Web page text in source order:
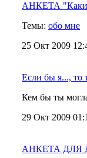
АНКЕТА
Темы: обо мне
25 Окт 2009
Если бы я..., то
Кем бы ты
29 Окт 2009
АНКЕТА ДЛЯ